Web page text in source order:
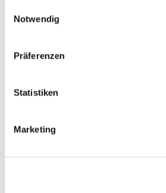
Notwendig
Präferenzen
Statistiken
Marketing
Einzelzähnen und linkes und rechtes
DETAILS